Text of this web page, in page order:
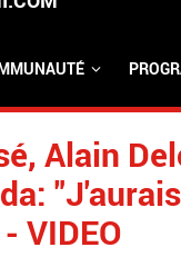
Alain
VIDEO